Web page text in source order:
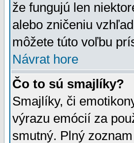
že fungujú len
alebo zničeniu
môžete túto voľbu
Návrat hore
Čo to sú smajlíky?
Smajlíky, či
výrazu emócií za
smutný. Plný